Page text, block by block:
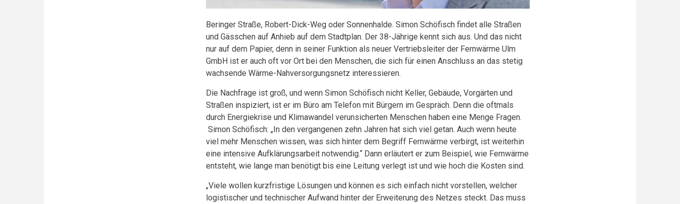
Beringer Straße, Robert-Dick-Weg oder Sonnenhalde. Simon Schöfisch findet alle Straßen
und Gässchen auf Anhieb auf dem Stadtplan. Der 38-Jährige kennt sich aus. Und das nicht
nur auf dem Papier, denn in seiner Funktion als neuer Vertriebsleiter der Fernwärme Ulm
GmbH ist er auch oft vor Ort bei den Menschen, die sich für einen Anschluss an das stetig
wachsende Wärme-Nahversorgungsnetz interessieren.
Die Nachfrage ist groß, und wenn Simon Schöfisch nicht Keller, Gebäude, Vorgärten und
Straßen inspiziert, ist er im Büro am Telefon mit Bürgern im Gespräch. Denn die oftmals
durch Energiekrise und Klimawandel verunsicherten Menschen haben eine Menge Fragen.
Simon Schöfisch: „In den vergangenen zehn Jahren hat sich viel getan. Auch wenn heute
viel mehr Menschen wissen, was sich hinter dem Begriff Fernwärme verbirgt, ist weiterhin
eine intensive Aufklärungsarbeit notwendig.“ Dann erläutert er zum Beispiel, wie Fernwärme
entsteht, wie lange man benötigt bis eine Leitung verlegt ist und wie hoch die Kosten sind.
„Viele wollen kurzfristige Lösungen und können es sich einfach nicht vorstellen, welcher
logistischer und technischer Aufwand hinter der Erweiterung des Netzes steckt. Das muss